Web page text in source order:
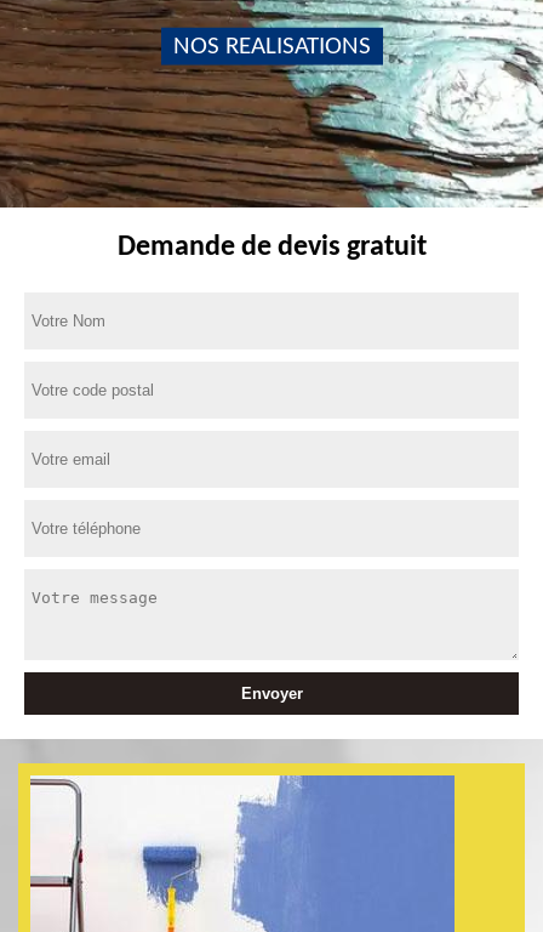
NOS REALISATIONS
Demande de devis gratuit